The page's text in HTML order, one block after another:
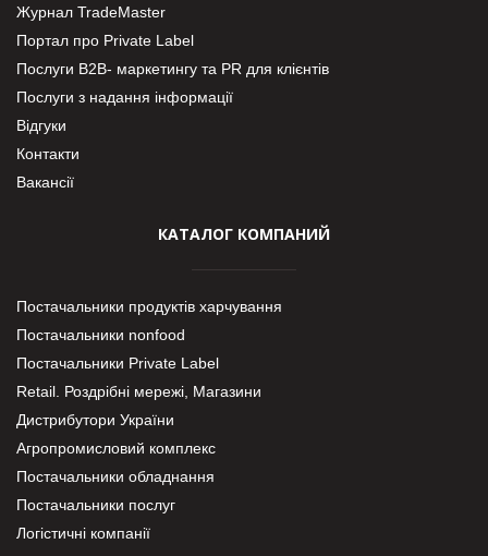
Журнал TradeMaster
Портал про Private Label
Послуги В2В- маркетингу та PR для клієнтів
Послуги з надання інформації
Відгуки
Контакти
Вакансії
КАТАЛОГ КОМПАНИЙ
Постачальники продуктів харчування
Постачальники nonfood
Постачальники Private Label
Retail. Роздрібні мережі, Магазини
Дистрибутори України
Агропромисловий комплекс
Постачальники обладнання
Постачальники послуг
Логістичні компанії